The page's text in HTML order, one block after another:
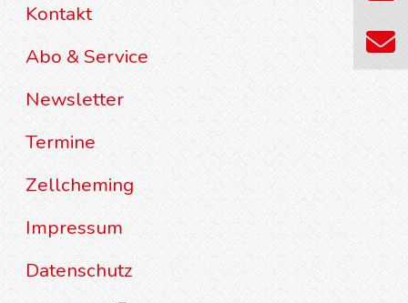
Kontakt
Abo & Service
Newsletter
Termine
Zellcheming
Impressum
Datenschutz